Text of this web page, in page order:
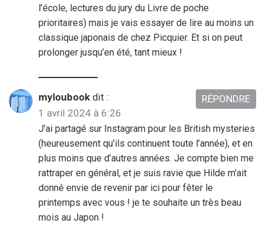
l’école, lectures du jury du Livre de poche
prioritaires) mais je vais essayer de lire au moins un
classique japonais de chez Picquier. Et si on peut
prolonger jusqu’en été, tant mieux !
myloubook dit :
1 avril 2024 à 6:26
J’ai partagé sur Instagram pour les British mysteries
(heureusement qu’ils continuent toute l’année), et en
plus moins que d’autres années. Je compte bien me
rattraper en général, et je suis ravie que Hilde m’ait
donné envie de revenir par ici pour fêter le
printemps avec vous ! je te souhaite un très beau
mois au Japon !
RÉPONDRE